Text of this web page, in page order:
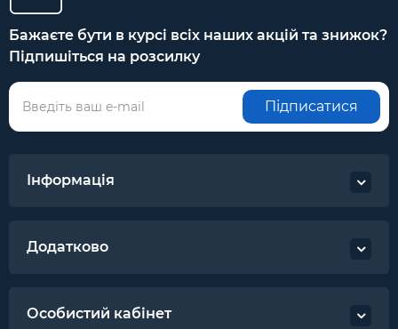
Бажаєте бути в курсі всіх наших акцій та знижок?
Підпишіться на розсилку
Підписатися
Інформація
Додатково
Особистий кабінет